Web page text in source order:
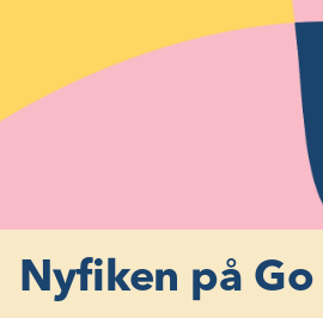
Nyfiken på Go